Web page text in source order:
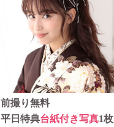
前撮り無料
平日特典台紙付き写真1枚